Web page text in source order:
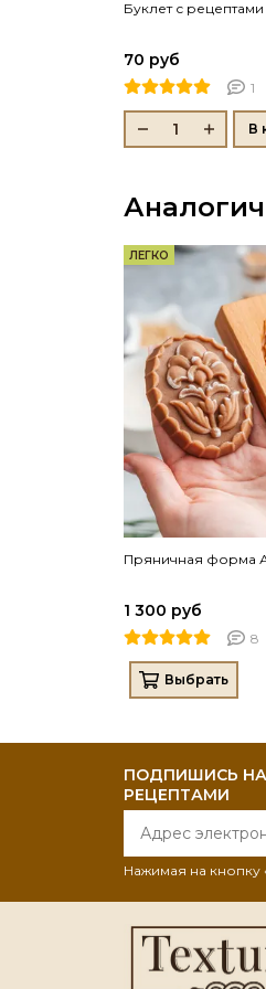
Буклет с
70 руб
1
В
ЛЕГКО
Пряничная форма
1 300 руб
8
Выбрать
ПОДПИШИСЬ
РЕЦЕПТАМИ
Нажимая на кнопку